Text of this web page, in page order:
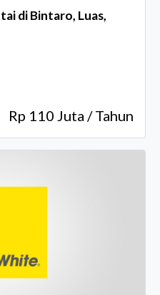
di Bintaro, Luas,
Rp 110 Juta / Tahun